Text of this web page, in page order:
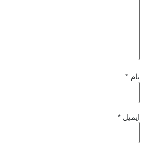
نام *
ایمیل *